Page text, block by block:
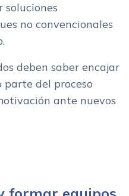
soluciones
no convencionales
deben saber encajar
parte del proceso
ante nuevos